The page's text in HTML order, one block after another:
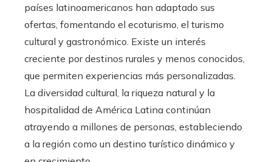
países latinoamericanos han adaptado sus
ofertas, fomentando el ecoturismo, el turismo
cultural y gastronómico. Existe un interés
creciente por destinos rurales y menos conocidos,
que permiten experiencias más personalizadas.
La diversidad cultural, la riqueza natural y la
hospitalidad de América Latina continúan
atrayendo a millones de personas, estableciendo
a la región como un destino turístico dinámico y